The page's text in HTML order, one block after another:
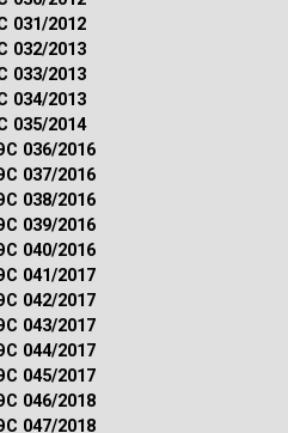
031/2012
032/2013
033/2013
034/2013
035/2014
036/2016
037/2016
038/2016
039/2016
040/2016
041/2017
042/2017
043/2017
044/2017
045/2017
046/2018
047/2018